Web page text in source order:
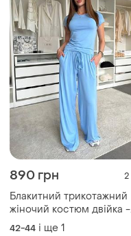
890 грн 2
Блакитний трикотажний
жіночий костюм двійка -
футболка широкі штани
42-44 і ще 1